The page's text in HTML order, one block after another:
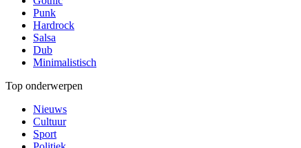
Punk
Hardrock
Salsa
Dub
Minimalistisch
Top onderwerpen
Nieuws
Cultuur
Sport